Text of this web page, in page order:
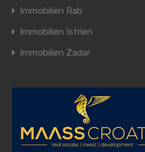
Immobilien Rab
Immobilien Istrien
Immobilien Zadar